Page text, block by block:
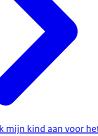
mijn kind aan voor